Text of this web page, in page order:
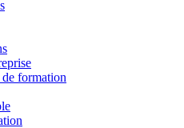
formation